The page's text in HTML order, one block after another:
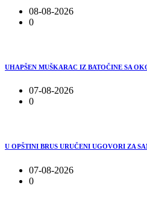
08-08-2026
0
UHAPŠEN MUŠKARAC IZ BATOČINE SA
07-08-2026
0
U OPŠTINI BRUS URUČENI UGOVORI ZA
07-08-2026
0